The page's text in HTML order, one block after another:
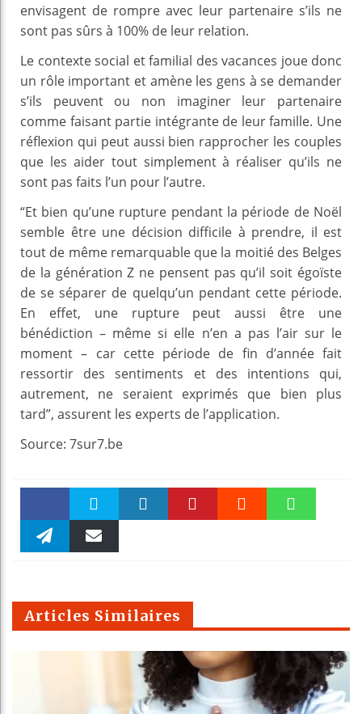
envisagent de rompre avec leur partenaire s’ils ne
sont pas sûrs à 100% de leur relation.
Le contexte social et familial des vacances joue donc
un rôle important et amène les gens à se demander
s’ils peuvent ou non imaginer leur partenaire
comme faisant partie intégrante de leur famille. Une
réflexion qui peut aussi bien rapprocher les couples
que les aider tout simplement à réaliser qu’ils ne
sont pas faits l’un pour l’autre.
“Et bien qu’une rupture pendant la période de Noël
semble être une décision difficile à prendre, il est
tout de même remarquable que la moitié des Belges
de la génération Z ne pensent pas qu’il soit égoïste
de se séparer de quelqu’un pendant cette période.
En effet, une rupture peut aussi être une
bénédiction – même si elle n’en a pas l’air sur le
moment – car cette période de fin d’année fait
ressortir des sentiments et des intentions qui,
autrement, ne seraient exprimés que bien plus
tard”, assurent les experts de l’application.
Source: 7sur7.be
Faceboo Twitter
m
Articles Similaires